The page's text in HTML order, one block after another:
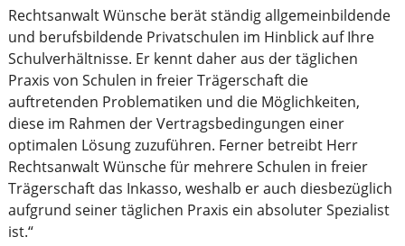
Rechtsanwalt Wünsche berät ständig allgemeinbildende
und berufsbildende Privatschulen im Hinblick auf Ihre
Schulverhältnisse. Er kennt daher aus der täglichen
Praxis von Schulen in freier Trägerschaft die
auftretenden Problematiken und die Möglichkeiten,
diese im Rahmen der Vertragsbedingungen einer
optimalen Lösung zuzuführen. Ferner betreibt Herr
Rechtsanwalt Wünsche für mehrere Schulen in freier
Trägerschaft das Inkasso, weshalb er auch diesbezüglich
aufgrund seiner täglichen Praxis ein absoluter Spezialist
ist.“